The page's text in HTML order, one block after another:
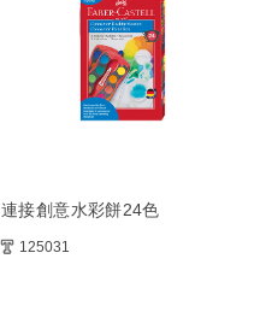
連接創意水彩餅24色
125031